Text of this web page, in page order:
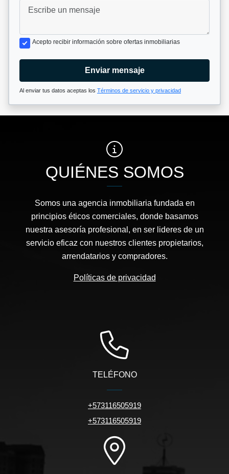
Acepto recibir información sobre ofertas inmobiliarias
Enviar mensaje
Al enviar tus datos aceptas los Términos de servicio y privacidad
QUIÉNES SOMOS
Somos una agencia inmobiliaria fundada en
principios éticos comerciales, donde basamos
nuestra asesoría profesional, en ser lideres de un
servicio eficaz con nuestros clientes propietarios,
arrendatarios y compradores.
Políticas de privacidad
TELÉFONO
+573116505919
+573116505919